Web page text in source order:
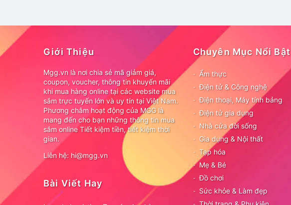
Giới Thiệu
Mgg.vn là nơi chia sẻ mã giảm giá,
coupon, voucher, thông tin khuyến mãi
khi mua hàng online tại các website mua
sắm trực tuyến lớn và uy tín tại Việt Nam.
Phương châm hoạt động của MGG là
mang đến cho bạn những thông tin mua
sắm online Tiết kiệm tiền, tiết kiệm thời
gian.
Liên hệ: hi@mgg.vn
Bài Viết Hay
Chuyên Mục Nổi Bật
Ẩm thực
Điện tử & Công nghệ
Điện thoại, Máy tính bảng
Điện tử gia dụng
Nhà cửa đời sống
Gia dụng & Nội thất
Tạp hóa
Mẹ & Bé
Đồ chơi
Sức khỏe & Làm đẹp